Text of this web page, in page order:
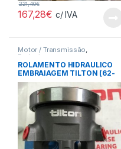
167,28€
221,40€
c/ IVA
Motor / Transmissão,
Embraiagens
ROLAMENTO HIDRAULICO
EMBRAIAGEM TILTON (62-
331)